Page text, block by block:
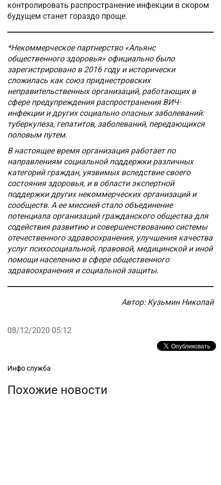
контролировать распространение инфекции в скором
будущем станет гораздо проще.
*Некоммерческое партнерство «Альянс
общественного здоровья» официально было
зарегистрировано в 2016 году и исторически
сложилась как союз приднестровских
неправительственных организаций, работающих в
сфере предупреждения распространения ВИЧ-
инфекции и других социально опасных заболеваний:
туберкулеза, гепатитов, заболеваний, передающихся
половым путем.
В настоящее время организация работает по
направлениям социальной поддержки различных
категорий граждан, уязвимых вследствие своего
состояния здоровья, и в области экспертной
поддержки других некоммерческих организаций и
сообществ. А ее миссией стало объединение
потенциала организаций гражданского общества для
содействия развитию и совершенствованию системы
отечественного здравоохранения, улучшения качества
услуг психосоциальной, правовой, медицинской и иной
помощи населению в сфере общественного
здравоохранения и социальной защиты.
Автор: Кузьмин Николай
08/12/2020 05:12
Рубрики
Инфо служба
Похожие новости